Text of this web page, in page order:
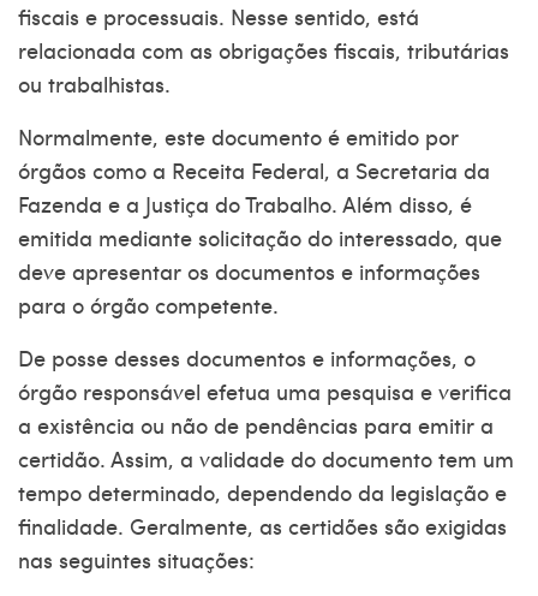
fiscais e processuais. Nesse sentido, está
relacionada com as obrigações fiscais, tributárias
ou trabalhistas.
Normalmente, este documento é emitido por
órgãos como a Receita Federal, a Secretaria da
Fazenda e a Justiça do Trabalho. Além disso, é
emitida mediante solicitação do interessado, que
deve apresentar os documentos e informações
para o órgão competente.
De posse desses documentos e informações, o
órgão responsável efetua uma pesquisa e verifica
a existência ou não de pendências para emitir a
certidão. Assim, a validade do documento tem um
tempo determinado, dependendo da legislação e
finalidade. Geralmente, as certidões são exigidas
nas seguintes situações: